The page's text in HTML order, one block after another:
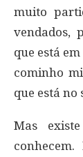
muito
vendados,
que está
cominho
que está no
Mas